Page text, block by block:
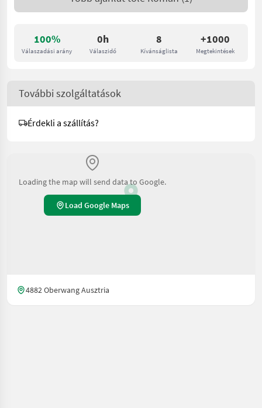
100%
Válaszadási arány
0h
Válaszidő
8
Kívánságlista
+1000
Megtekintések
További szolgáltatások
Érdekli a szállítás?
Loading the map will send data to Google.
Load Google Maps
4882 Oberwang Ausztria